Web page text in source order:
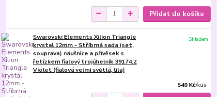
Přidat do košíku
Swarovski Elements Xilion Triangle
krystal 12mm - Stříbrná sada (set,
souprava) náušnice a přívěsek s
řetízkem fialový trojúhelník 39174.2
Violet (fialová velmi světlá, lila)
549 Kč/kus
Skladem